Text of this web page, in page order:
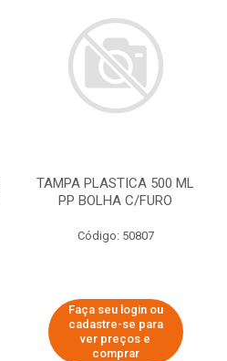
TAMPA PLASTICA 500 ML
PP BOLHA C/FURO
Código: 50807
Faça seu login ou
cadastre-se para
ver preços e
comprar